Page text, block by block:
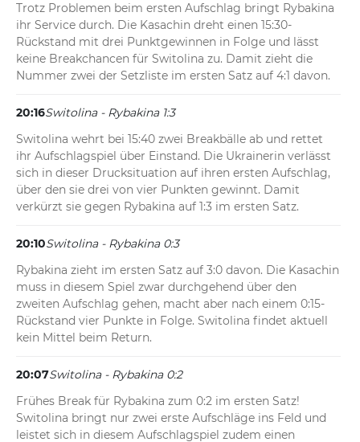
Trotz Problemen beim ersten Aufschlag bringt Rybakina
ihr Service durch. Die Kasachin dreht einen 15:30-
Rückstand mit drei Punktgewinnen in Folge und lässt
keine Breakchancen für Switolina zu. Damit zieht die
Nummer zwei der Setzliste im ersten Satz auf 4:1 davon.
20:16Switolina - Rybakina 1:3
Switolina wehrt bei 15:40 zwei Breakbälle ab und rettet
ihr Aufschlagspiel über Einstand. Die Ukrainerin verlässt
sich in dieser Drucksituation auf ihren ersten Aufschlag,
über den sie drei von vier Punkten gewinnt. Damit
verkürzt sie gegen Rybakina auf 1:3 im ersten Satz.
20:10Switolina - Rybakina 0:3
Rybakina zieht im ersten Satz auf 3:0 davon. Die Kasachin
muss in diesem Spiel zwar durchgehend über den
zweiten Aufschlag gehen, macht aber nach einem 0:15-
Rückstand vier Punkte in Folge. Switolina findet aktuell
kein Mittel beim Return.
20:07Switolina - Rybakina 0:2
Frühes Break für Rybakina zum 0:2 im ersten Satz!
Switolina bringt nur zwei erste Aufschläge ins Feld und
leistet sich in diesem Aufschlagspiel zudem einen